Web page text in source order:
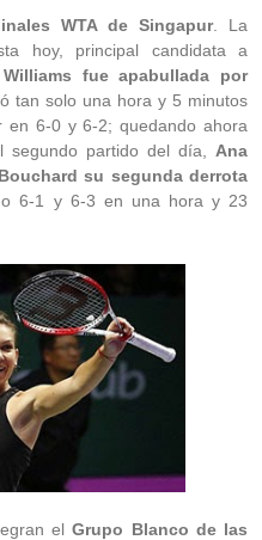
WTA de Singapur. La
hoy, principal candidata a
Williams fue apabullada por
tan solo una hora y 5 minutos
6-0 y 6-2; quedando ahora
segundo partido del día, Ana
su segunda derrota
6-1 y 6-3 en una hora y 23
elGrupo Blanco de las